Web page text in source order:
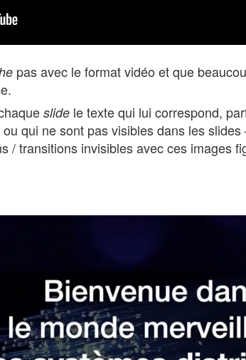
pas avec le format vidéo et que
slide le texte qui lui correspond,
qui ne sont pas visibles dans les
/ transitions invisibles avec ces images